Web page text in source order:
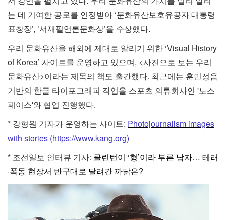
는 데 기여한 공로를 인정받아 ‘문화유산보호유공자 대통령
표창장’, ‘서재필언론문화상’을 수상했다.
우리 문화유산을 해외에 제대로 알리기 위한 ‘Visual History
of Korea’ 사이트를 운영하고 있으며, <사진으로 보는 우리
문화유산>이라는 제목의 책도 출간했다. 최근에는 훈민정음
기반의 한글 타이포그래피 작업을 스포츠 의류회사인 '노스
페이스'와 협업 진행했다.
* 강형원 기자가 운영하는 사이트: Photojournalism images
with stories (https://www.kang.org)
* 조선일보 인터뷰 기사: 클린턴이 ‘형’이라 부른 남자… 테러
·폭동 현장서 반구대로 달려간 까닭은?